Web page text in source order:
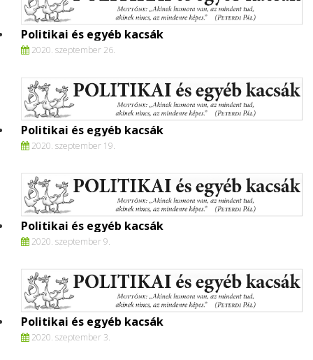
Politikai és egyéb kacsák
2020. szeptember 26.
Politikai és egyéb kacsák
2020. szeptember 19.
Politikai és egyéb kacsák
2020. szeptember 9.
Politikai és egyéb kacsák
2020. szeptember 3.